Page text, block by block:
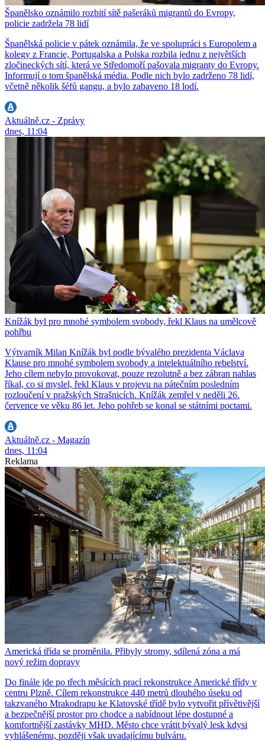
Španělsko oznámilo rozbití sítě pašeráků migrantů do Evropy,
policie zadržela 78 lidí
Španělská policie v pátek oznámila, že ve spolupráci s Europolem a
kolegy z Francie, Portugalska a Polska rozbila jednu z největších
zločineckých sítí, která ve Středomoří pašovala migranty do Evropy.
Informují o tom španělská média. Podle nich bylo zadrženo 78 lidí,
včetně několik šéfů gangu, a bylo zabaveno 18 lodí.
Aktuálně.cz - Zprávy
dnes, 11:04
Knížák byl pro mnohé symbolem svobody, řekl Klaus na umělcově
pohřbu
Výtvarník Milan Knížák byl podle bývalého prezidenta Václava
Klause pro mnohé symbolem svobody a intelektuálního rebelství.
Jeho cílem nebylo provokovat, pouze rezolutně a bez zábran nahlas
říkal, co si myslel, řekl Klaus v projevu na pátečním posledním
rozloučení v pražských Strašnicích. Knížák zemřel v neděli 26.
července ve věku 86 let. Jeho pohřeb se konal se státními poctami.
Aktuálně.cz - Magazín
dnes, 11:04
Reklama
Americká třída se proměnila. Přibyly stromy, sdílená zóna a má
nový režim dopravy
Do finále jde po třech měsících prací rekonstrukce Americké třídy v
centru Plzně. Cílem rekonstrukce 440 metrů dlouhého úseku od
takzvaného Mrakodrapu ke Klatovské třídě bylo vytvořit přívětivější
a bezpečnější prostor pro chodce a nabídnout lépe dostupné a
komfortnější zastávky MHD. Město chce vrátit bývalý lesk kdysi
vyhlášenému, později však uvadajícímu bulváru.